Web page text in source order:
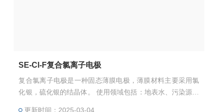
SE-Cl-F复合氯离子电极
复合氯离子电极是一种固态薄膜电极，薄膜材料主要采用氯
化银，硫化银的结晶体。 使用领域包括：地表水、污染源监
更新时间：2025-03-04